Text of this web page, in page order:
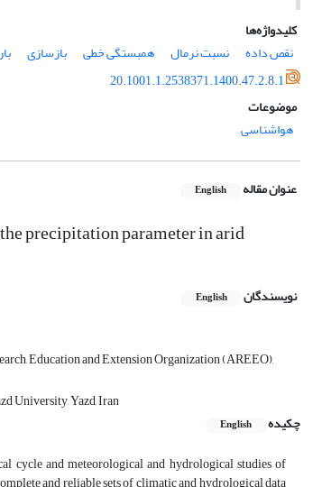
کلیدواژه‌ها
نقص داده
نسبت نرمال همبستگی خطی بازسازی
20.1001.1.2538371.1400.47.2.8.1
موضوعات
هواشناسی
عنوان مقاله English
precipitation parameter in arid
نویسندگان English
Education and Extension Organization (AREEO),
University, Yazd, Iran
چکیده
English
cycle and meteorological and hydrological studies of